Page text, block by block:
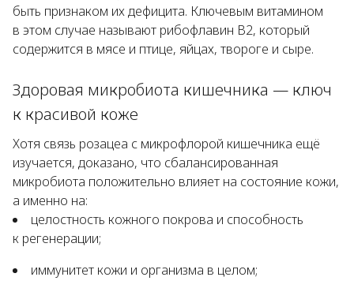
быть признаком их дефицита. Ключевым витамином
в этом случае называют рибофлавин B2, который
содержится в мясе и птице, яйцах, твороге и сыре.
Здоровая микробиота кишечника — ключ
к красивой коже
Хотя связь розацеа с микрофлорой кишечника ещё
изучается, доказано, что сбалансированная
микробиота положительно влияет на состояние кожи,
а именно на:
целостность кожного покрова и способность
к регенерации;
иммунитет кожи и организма в целом;